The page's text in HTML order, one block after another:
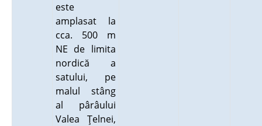
este
amplasat la
cca. 500 m
NE de limita
nordică a
satului, pe
malul stâng
al pârâului
Valea Ţelnei,